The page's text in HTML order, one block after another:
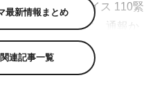
放送された『ボイス 110緊
“ECU”を舞台に、通報か
認、10分で検挙”を掲げる捜
リミットサスペンス。
最新情報まとめ
連記事一覧